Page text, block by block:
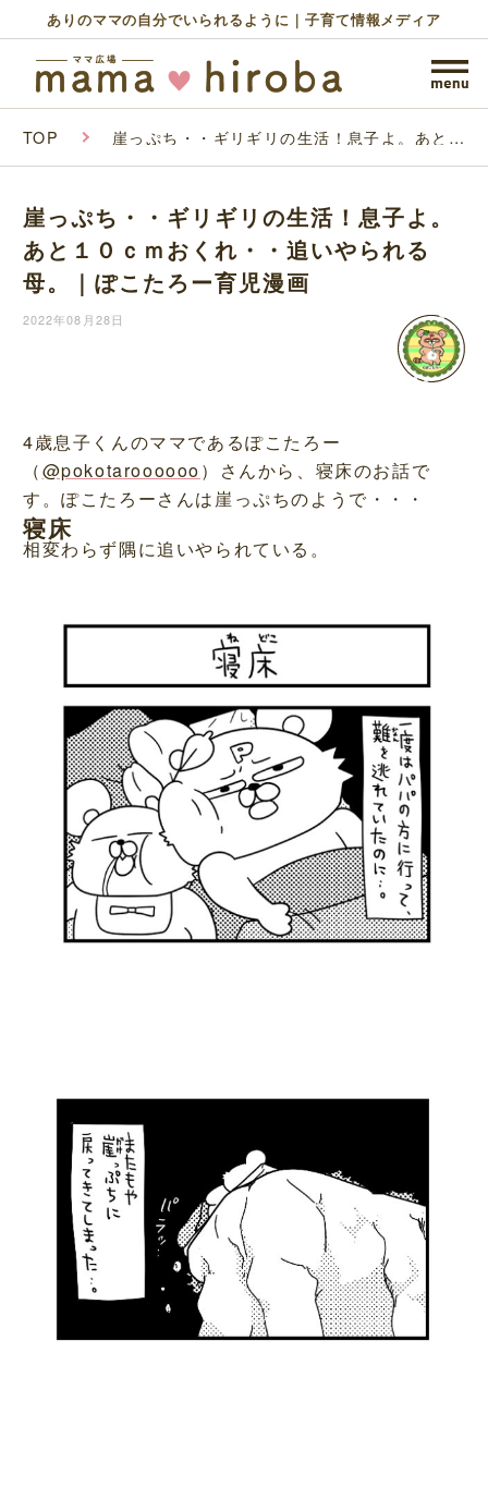
ありのママの自分でいられるように｜子育て情報メディア
TOP 崖っぷち・・ギリギリの生活！息子よ。あと１
ー育児漫画
崖っぷち・・ギリギリの生活！息子よ。
あと１０ｃｍおくれ・・追いやられる
母。｜ぽこたろー育児漫画
2022年08月28日
4歳息子くんのママであるぽこたろー
（@pokotaroooooo）さんから、寝床のお話で
す。ぽこたろーさんは崖っぷちのようで・・・
寝床
相変わらず隅に追いやられている。